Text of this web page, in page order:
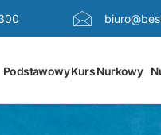
Podstawowy Kurs Nurkowy